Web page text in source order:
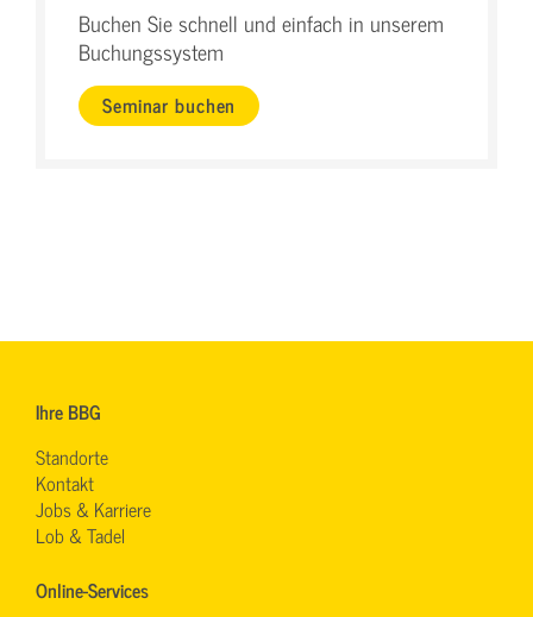
Buchen Sie schnell und einfach in unserem
Buchungssystem
Seminar buchen
Ihre BBG
Standorte
Kontakt
Jobs & Karriere
Lob & Tadel
Online-Services